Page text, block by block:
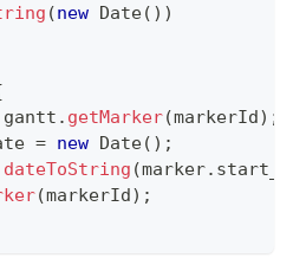
(new Date( ) )
gantt . getMarker(markerId ) ;
= new Date( ) ;
dateToString (marker.
(markerId ) ;